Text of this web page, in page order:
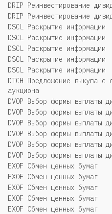
DRIP Реинвестирование
DRIP Реинвестирование
DSCL Раскрытие информации
DSCL Раскрытие информации
DSCL Раскрытие информации
DSCL Раскрытие информации
DSCL Раскрытие информации
DTCH Предложение выкупа с
аукциона
DVOP Выбор формы выплаты
DVOP Выбор формы выплаты
DVOP Выбор формы выплаты
DVOP Выбор формы выплаты
DVOP Выбор формы выплаты
DVOP Выбор формы выплаты
EXOF Обмен ценных бумаг
EXOF Обмен ценных бумаг
EXOF Обмен ценных бумаг
EXOF Обмен ценных бумаг
EXOF Обмен ценных бумаг